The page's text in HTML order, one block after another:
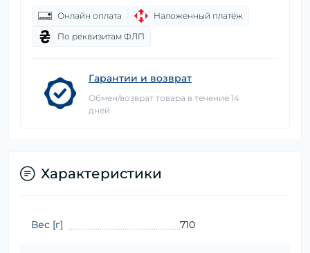
Онлайн оплата
Наложенный платёж
По реквизитам ФЛП
Гарантии и возврат
Обмен/возврат товара в течение 14
дней
Характеристики
Вес [г] 710